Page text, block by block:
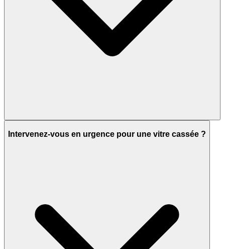
Intervenez-vous en urgence pour une vitre cassée ?